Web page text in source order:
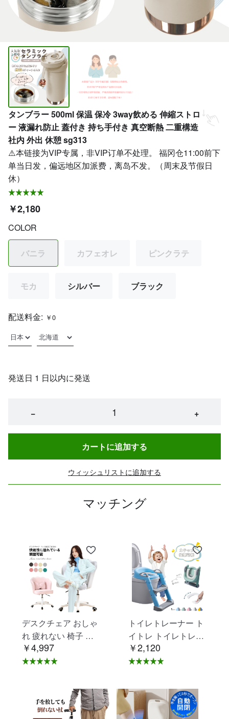
タンブラー 500ml 保温 保冷 3way飲める 伸縮ストロ
ー 液漏れ防止 蓋付き 持ち手付き 真空断熱 二重構造
社内 外出 休憩 sg313
⚠️本链接为VIP专属，非VIP订单不处理。 福冈仓11:00前下
单当日发，偏远地区加派费，离岛不发。（周末及节假日
休）
￥2,180
COLOR
バニラ カフェオレ ピンクラテ
モカ シルバー ブラック
配送料金: ￥0
発送日 1 日以内に発送
− +
カートに追加する
ウィッシュリストに追加する
マッチング
デスクチェア おしゃ
れ 疲れない 椅子 白
ホワイト デスクチェ
ア 疲れにくい 学習椅
学習チェア オフィス
チェア パソコンチェ
ア ベロア調 インテリ
￥4,997
トイレトレーナー ト
イトレ トイレトレー
ニング トイレ 練習
折りたたみ おまる 補
供用 便座 トイレ補助
踏み台 男の子 女の子
子供 子ども トイトレ
￥2,120